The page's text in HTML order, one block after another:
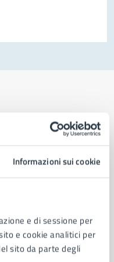
Informazioni sui cookie
e di sessione per
e cookie analitici per
sito da parte degli